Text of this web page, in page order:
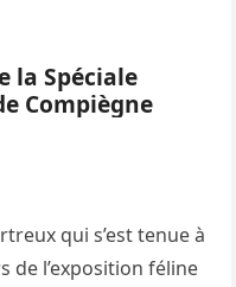
la Spéciale
Compiègne
qui s’est tenue à
de l’exposition féline